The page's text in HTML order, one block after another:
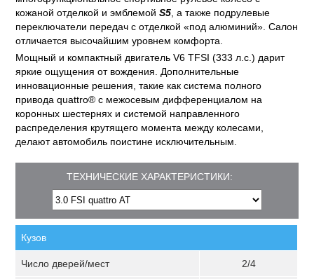
кожаной отделкой и эмблемойS5 , а также подрулевые
переключатели передач с отделкой «под алюминий». Салон
отличается высочайшим уровнем комфорта.
Мощный и компактный двигатель V6 TFSI (333 л.с.) дарит
яркие ощущения от вождения. Дополнительные
инновационные решения, такие как система полного
привода quattro® с межосевым дифференциалом на
коронных шестернях и системой направленного
распределения крутящего момента между колесами,
делают автомобиль поистине исключительным.
ТЕХНИЧЕСКИЕ ХАРАКТЕРИСТИКИ:
Кузов
Число дверей/мест 2/4